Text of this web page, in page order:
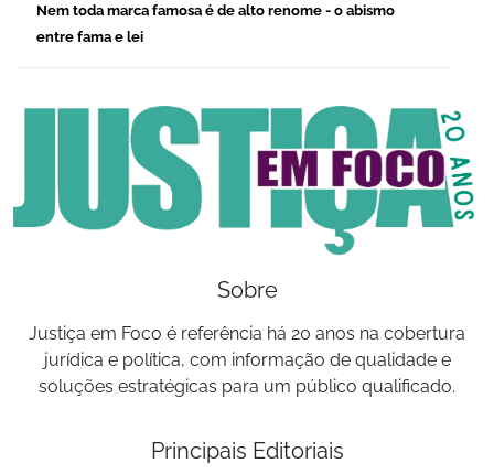
Nem toda marca famosa é de alto renome - o abismo
entre fama e lei
Sobre
Justiça em Foco é referência há 20 anos na cobertura
jurídica e política, com informação de qualidade e
soluções estratégicas para um público qualificado.
Principais Editoriais